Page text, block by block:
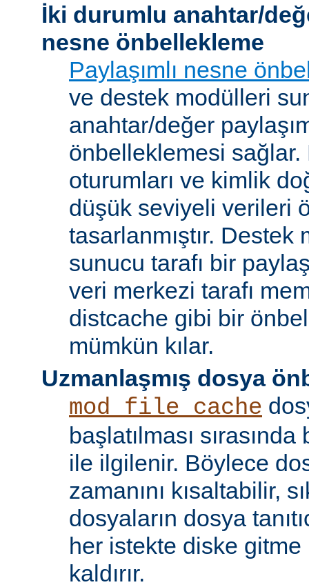
İki durumlu anahtar/
nesne önbellekleme
Paylaşımlı nesne
ve destek modülleri
anahtar/değer
önbelleklemesi
oturumları ve kimlik
düşük seviyeli verileri
tasarlanmıştır.
sunucu tarafı bir
veri merkezi tarafı
distcache gibi bir
mümkün kılar.
Uzmanlaşmış dosya
mod_file_cache
başlatılması
ile ilgilenir. Böylece
zamanını kısaltabilir,
dosyaların dosya
her istekte diske gitme
kaldırır.